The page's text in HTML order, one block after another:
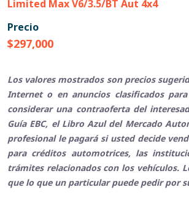
Limited Max V6/3.5/BT Aut 4x4
Precio
$297,000
Los valores mostrados son precios
Internet o en anuncios clasificados
considerar una contraoferta del
Guía EBC, el Libro Azul del Mercado
profesional le pagará si usted decide
para créditos automotrices, las
trámites relacionados con los vehículos.
que lo que un particular puede pedir por